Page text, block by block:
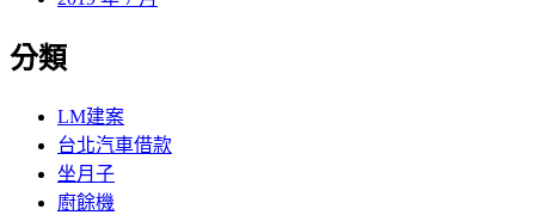
分類
LM建案
台北汽車借款
坐月子
廚餘機